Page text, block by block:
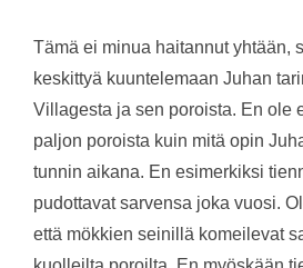
Tämä ei minua haitannut yhtään,
keskittyä kuuntelemaan Juhan
Villagesta ja sen poroista. En ole
paljon poroista kuin mitä opin
tunnin aikana. En esimerkiksi
pudottavat sarvensa joka vuosi.
että mökkien seinillä komeilevat